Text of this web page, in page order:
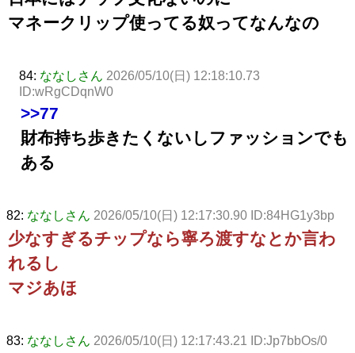
マネークリップ使ってる奴ってなんなの
84: ななしさん 2026/05/10(日) 12:18:10.73
ID:wRgCDqnW0
>>77
財布持ち歩きたくないしファッションでも
ある
82: ななしさん 2026/05/10(日) 12:17:30.90 ID:84HG1y3bp
少なすぎるチップなら寧ろ渡すなとか言わ
れるし
マジあほ
83: ななしさん 2026/05/10(日) 12:17:43.21 ID:Jp7bbOs/0